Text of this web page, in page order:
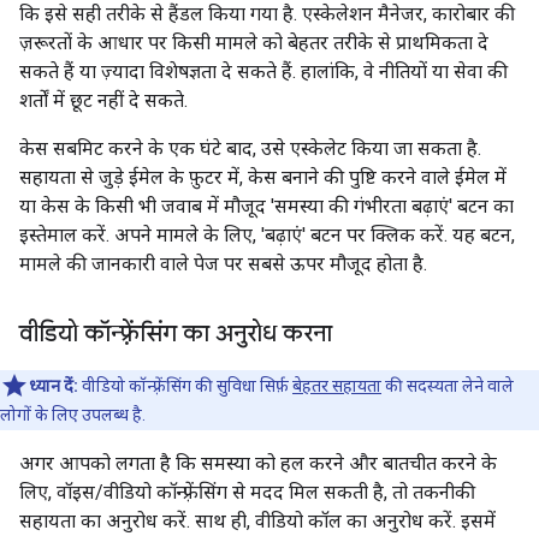
कि इसे सही तरीके से हैंडल किया गया है. एस्केलेशन मैनेजर, कारोबार की
ज़रूरतों के आधार पर किसी मामले को बेहतर तरीके से प्राथमिकता दे
सकते हैं या ज़्यादा विशेषज्ञता दे सकते हैं. हालांकि, वे नीतियों या सेवा की
शर्तों में छूट नहीं दे सकते.
केस सबमिट करने के एक घंटे बाद, उसे एस्केलेट किया जा सकता है.
सहायता से जुड़े ईमेल के फ़ुटर में, केस बनाने की पुष्टि करने वाले ईमेल में
या केस के किसी भी जवाब में मौजूद 'समस्या की गंभीरता बढ़ाएं' बटन का
इस्तेमाल करें. अपने मामले के लिए, 'बढ़ाएं' बटन पर क्लिक करें. यह बटन,
मामले की जानकारी वाले पेज पर सबसे ऊपर मौजूद होता है.
वीडियो कॉन्फ़्रेंसिंग का अनुरोध करना
ध्यान दें: वीडियो कॉन्फ़्रेंसिंग की सुविधा सिर्फ़बेहतर सहायताकी सदस्यता लेने वाले
लोगों के लिए उपलब्ध है.
अगर आपको लगता है कि समस्या को हल करने और बातचीत करने के
लिए, वॉइस/वीडियो कॉन्फ़्रेंसिंग से मदद मिल सकती है, तो तकनीकी
सहायता का अनुरोध करें. साथ ही, वीडियो कॉल का अनुरोध करें. इसमें